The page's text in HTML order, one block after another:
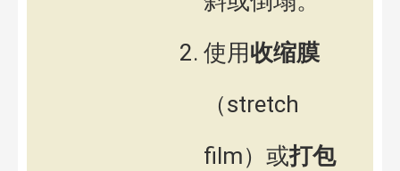
使用收缩膜
（stretch
film）或打包